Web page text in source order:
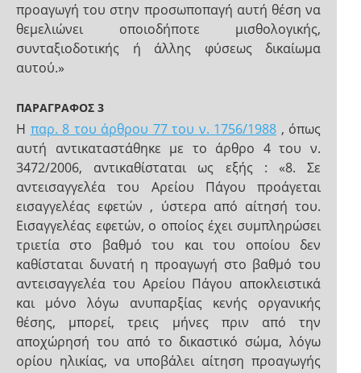
προαγωγή του στην προσωποπαγή αυτή θέση να
θεμελιώνει οποιοδήποτε μισθολογικής,
συνταξιοδοτικής ή άλλης φύσεως δικαίωμα
αυτού.»
ΠΑΡΑΓΡΑΦΟΣ 3
Η παρ. 8 του άρθρου 77 του ν. 1756/1988 , όπως
αυτή αντικαταστάθηκε με το άρθρο 4 του ν.
3472/2006, αντικαθίσταται ως εξής : «8. Σε
αντεισαγγελέα του Αρείου Πάγου προάγεται
εισαγγελέας εφετών , ύστερα από αίτησή του.
Εισαγγελέας εφετών, ο οποίος έχει συμπληρώσει
τριετία στο βαθμό του και του οποίου δεν
καθίσταται δυνατή η προαγωγή στο βαθμό του
αντεισαγγελέα του Αρείου Πάγου αποκλειστικά
και μόνο λόγω ανυπαρξίας κενής οργανικής
θέσης, μπορεί, τρεις μήνες πριν από την
αποχώρησή του από το δικαστικό σώμα, λόγω
ορίου ηλικίας, να υποβάλει αίτηση προαγωγής